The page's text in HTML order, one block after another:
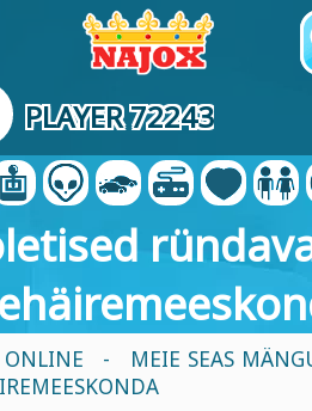
PLAYER 72243
-
MEIE SEAS